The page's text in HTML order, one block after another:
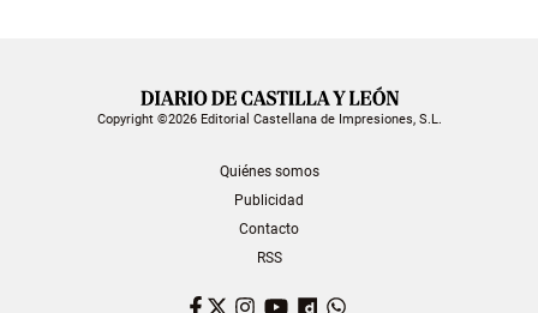
Copyright ©2026 Editorial Castellana de Impresiones, S.L.
Quiénes somos
Publicidad
Contacto
RSS
Facebook
TwitterInstagram
YouTubeDailymotion